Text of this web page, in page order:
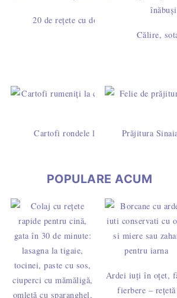
20 de rețete cu dovlecei – idei simple
Călire,
Cartofi rondele la cuptor cu pesto de
Prăjitura
POPULARE ACUM
Ardei iuți în oțet,
fierbere – rețetă